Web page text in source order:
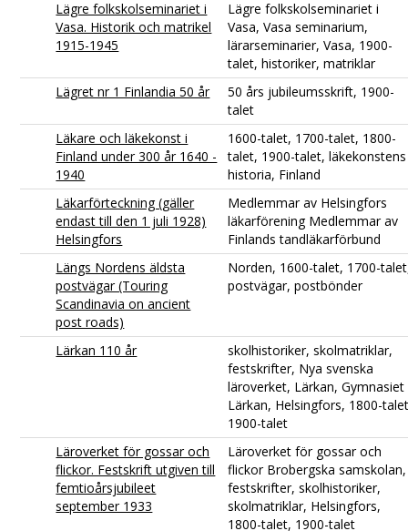
Lägre folkskolseminariet i
Vasa. Historik och matrikel
1915-1945
Lägre folkskolseminariet i
Vasa, Vasa seminarium,
lärarseminarier, Vasa, 1900-
talet, historiker, matriklar
Lägret nr 1 Finlandia 50 år
50 års jubileumsskrift, 1900-
talet
Läkare och läkekonst i
Finland under 300 år 1640 -
1940
1600-talet, 1700-talet, 1800-
talet, 1900-talet, läkekonstens
historia, Finland
Läkarförteckning (gäller
endast till den 1 juli 1928)
Helsingfors
Medlemmar av Helsingfors
läkarförening Medlemmar av
Finlands tandläkarförbund
Längs Nordens äldsta
postvägar (Touring
Scandinavia on ancient
post roads)
Norden, 1600-talet, 1700-
postvägar, postbönder
Lärkan 110 år
skolhistoriker, skolmatriklar,
festskrifter, Nya svenska
läroverket, Lärkan, Gymnasiet
Lärkan, Helsingfors, 1800-
1900-talet
Läroverket för gossar och
flickor. Festskrift utgiven till
femtioårsjubileet
september 1933
Läroverket för gossar och
flickor Brobergska samskolan,
festskrifter, skolhistoriker,
skolmatriklar, Helsingfors,
1800-talet, 1900-talet